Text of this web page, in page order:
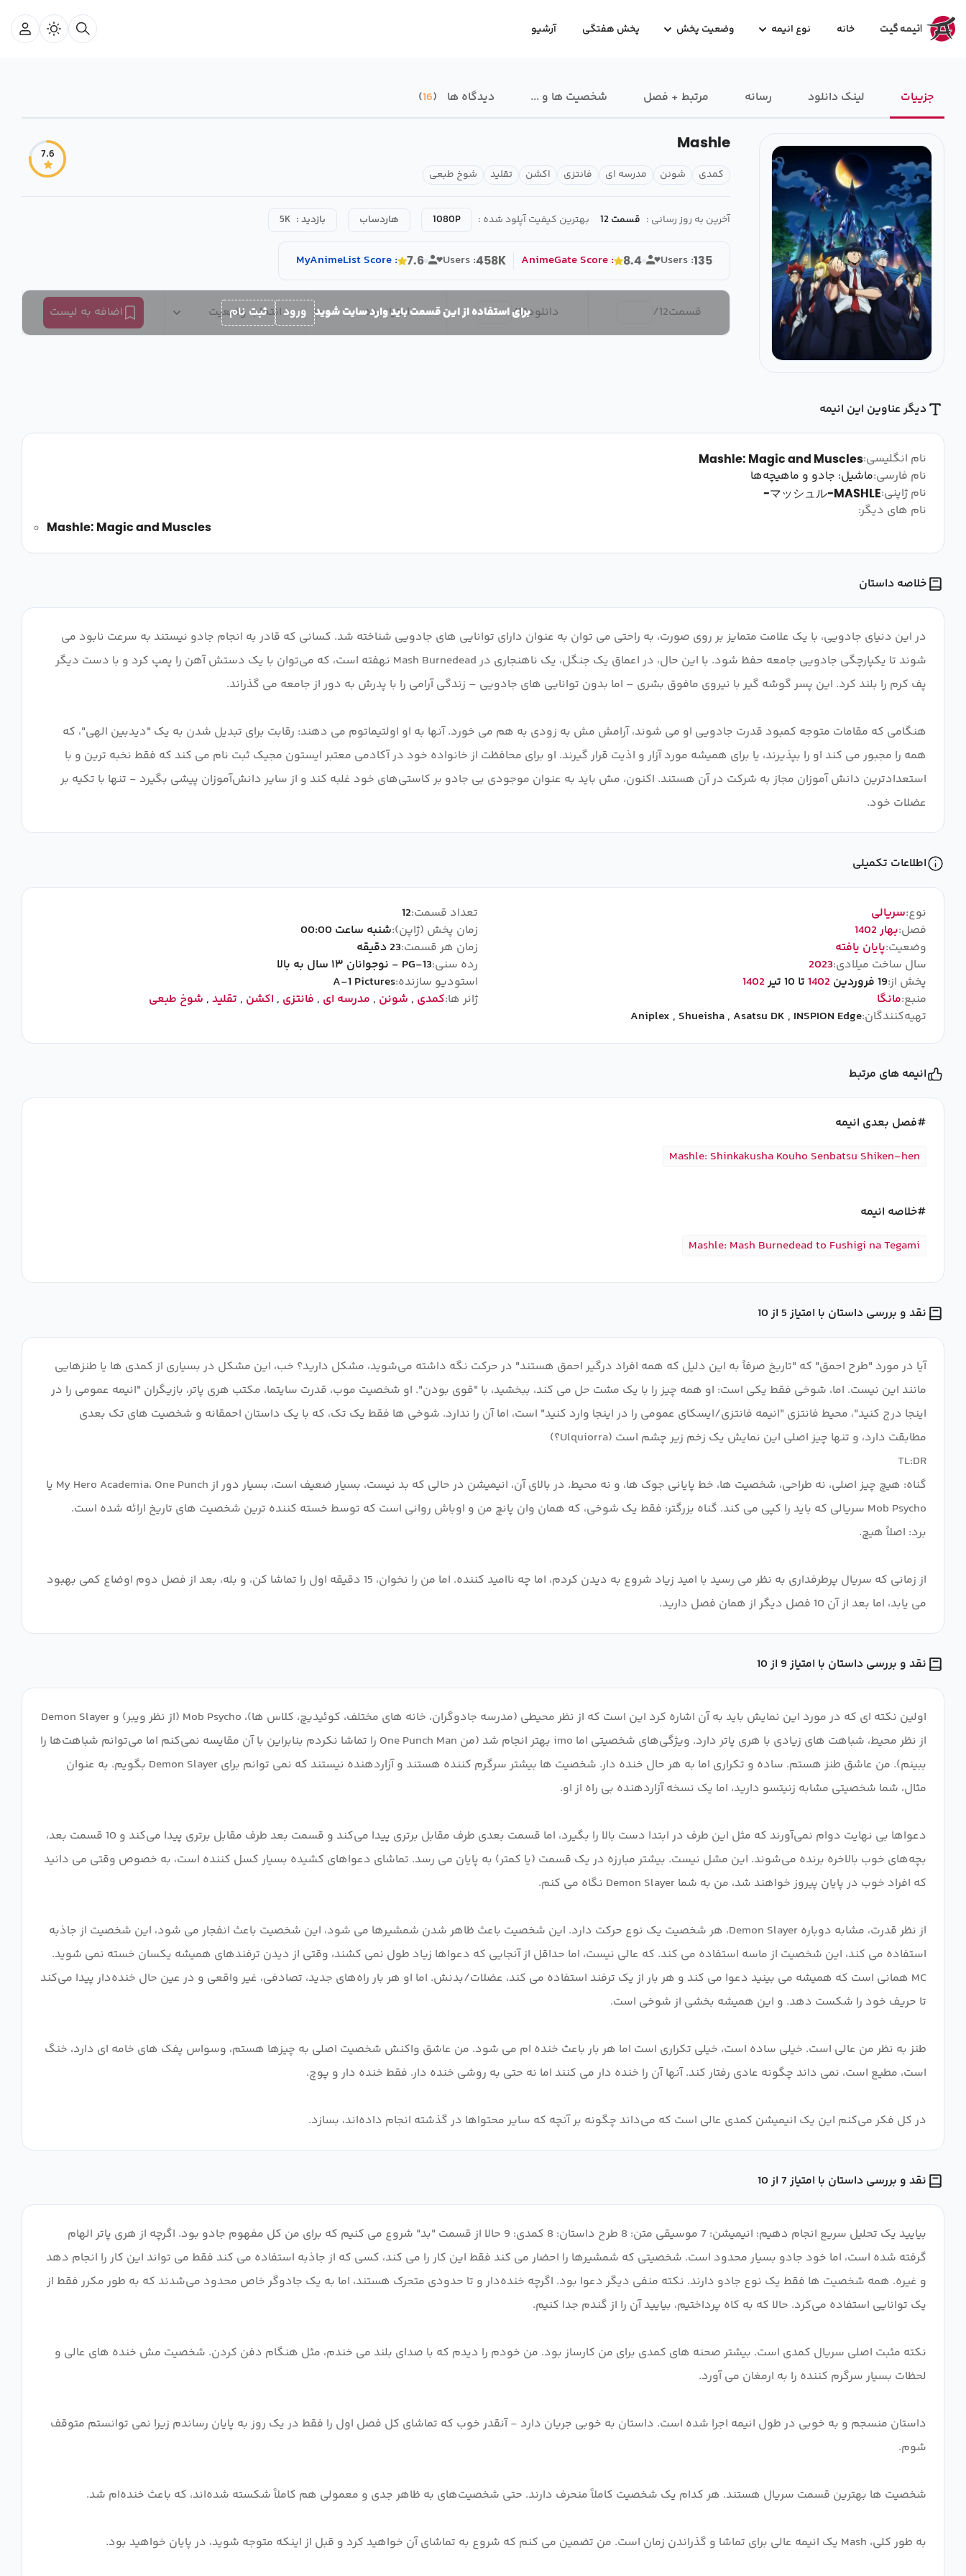
خانه نوع انیمه وضعیت پخش پخش هفتگی آرشیو
جزییات لینک دانلود رسانه‌ مرتبط + فصل شخصیت ها و ... دیدگاه ها 16
Mashle
کمدی شونن مدرسه ای فانتزی اکشن تقلید شوخ طبعی
7.6
آخرین به روز رسانی : قسمت 12 بهترین کیفیت آپلود شده : 1080P هاردساب بازدید : 5K
MyAnimeListScore : 7.6 Users :458K AnimeGateScore : 8.4 Users :135
قسمت12
/ دانلود12
/ امتیاز بده انتخاب وضعیت اضافه به لیست برای استفاده از این قسمت باید وارد سایت شوید ورود ثبت نام
دیگر عناوین این انیمه
نام انگلیسی:Mashle: Magic and Muscles
نام فارسی:ماشیل: جادو و ماهیچه‌ها
نام ژاپنی:マッシュル-MASHLE-
نام های دیگر:
Mashle: Magic and Muscles
خلاصه داستان
در این دنیای جادویی، با یک علامت متمایز بر روی صورت، به راحتی می توان به عنوان دارای توانایی های جادویی شناخته شد. کسانی که قادر به انجام جادو نیستند به سرعت نابود می
شوند تا یکپارچگی جادویی جامعه حفظ شود. با این حال، در اعماق یک جنگل، یک ناهنجاری در Mash Burnedead نهفته است، که می‌توان با یک دستش آهن را پمپ کرد و با دست دیگر
هنگامی که مقامات متوجه کمبود قدرت جادویی او می شوند، آرامش مش به زودی به هم می خورد. آنها به او اولتیماتوم می دهند: رقابت برای تبدیل شدن به یک "دیدبین الهی"، که
همه را مجبور می کند او را بپذیرند، یا برای همیشه مورد آزار و اذیت قرار گیرند. او برای محافظت از خانواده خود در آکادمی معتبر ایستون مجیک ثبت نام می کند که فقط نخبه ترین و با
استعدادترین دانش آموزان مجاز به شرکت در آن هستند. اکنون، مش باید به عنوان موجودی بی جادو بر کاستی‌های خود غلبه کند و از سایر دانش‌آموزان پیشی بگیرد - تنها با تکیه بر
عضلات خود.
اطلاعات تکمیلی
نوع:سریالی
فصل:بهار 1402
وضعیت:پایان یافته
سال ساخت میلادی:2023
پخش از:19 فروردین 1402 تا 10 تیر
1402
منبع:مانگا
تهیه‌کنندگان:
Aniplex , Shueisha , Asatsu DK , INSPION Edge
تعداد قسمت:12
زمان پخش (ژاپن):شنبه ساعت 00:00
زمان هر قسمت:23 دقیقه
رده سنی:PG-13 - نوجوانان ۱۳ سال به بالا
استودیو سازنده:A-1 Pictures
ژانر ها:کمدی , شونن , مدرسه ای , فانتزی , اکشن , تقلید , شوخ طبعی
انیمه های مرتبط
فصل بعدی انیمه
Mashle: Shinkakusha Kouho Senbatsu Shiken-hen
خلاصه انیمه
Mashle: Mash Burnedead to Fushigi na Tegami
نقد و بررسی داستان با امتیاز 5 از 10
آیا در مورد "طرح احمق" که "تاریخ صرفاً به این دلیل که همه افراد درگیر احمق هستند" در حرکت نگه داشته می‌شوید، مشکل دارید؟ خب، این مشکل در بسیاری از کمدی ها یا طنزهایی
مانند این نیست. اما، شوخی فقط یکی است: او همه چیز را با یک مشت حل می کند، ببخشید، با "قوی بودن". او شخصیت موب، قدرت سایتما، مکتب هری پاتر، بازیگران "انیمه عمومی را در
اینجا درج کنید"، محیط فانتزی "انیمه فانتزی/ایسکای عمومی را در اینجا وارد کنید" است، اما آن را ندارد. شوخی ها فقط یک تک، که با یک داستان احمقانه و شخصیت های تک بعدی
گناه: هیچ چیز اصلی، نه طراحی، شخصیت ها، خط پایانی جوک ها، و نه محیط. در بالای آن، انیمیشن در حالی که بد نیست، بسیار ضعیف است، بسیار دور از My Hero Academia، One Punch یا
از زمانی که سریال پرطرفداری به نظر می رسید با امید زیاد شروع به دیدن کردم، اما چه ناامید کننده. اما من را نخوان، 15 دقیقه اول را تماشا کن، و بله، بعد از فصل دوم اوضاع کمی بهبود
می یابد، اما بعد از آن 10 فصل دیگر از همان فصل دارید.
نقد و بررسی داستان با امتیاز 9 از 10
اولین نکته ای که در مورد این نمایش باید به آن اشاره کرد این است که از نظر محیطی (مدرسه جادوگران، خانه های مختلف، کوئیدیچ، کلاس ها)، Mob Psycho (از نظر ویبر) و Demon Slayer
از نظر محیط، شباهت های زیادی با هری پاتر دارد. ویژگی‌های شخصیتی اما imo بهتر انجام شد (من One Punch Man را تماشا نکردم بنابراین با آن مقایسه نمی‌کنم اما می‌توانم شباهت‌ها را
ببینم). من عاشق طنز هستم. ساده و تکراری اما به هر حال خنده دار. شخصیت ها بیشتر سرگرم کننده هستند و آزاردهنده نیستند که نمی توانم برای Demon Slayer بگویم. به عنوان
دعواها بی نهایت دوام نمی‌آورند که مثل این طرف در ابتدا دست بالا را بگیرد، اما قسمت بعدی طرف مقابل برتری پیدا می‌کند و قسمت بعد طرف مقابل برتری پیدا می‌کند و 10 قسمت بعد،
بچه‌های خوب بالاخره برنده می‌شوند. این مشل نیست. بیشتر مبارزه در یک قسمت (یا کمتر) به پایان می رسد. تماشای دعواهای کشیده بسیار کسل کننده است، به خصوص وقتی می دانید
از نظر قدرت، مشابه دوباره Demon Slayer، هر شخصیت یک نوع حرکت دارد. این شخصیت باعث ظاهر شدن شمشیرها می شود، این شخصیت باعث انفجار می شود، این شخصیت از جاذبه
استفاده می کند، این شخصیت از ماسه استفاده می کند. که عالی نیست، اما حداقل از آنجایی که دعواها زیاد طول نمی کشند، وقتی از دیدن ترفندهای همیشه یکسان خسته نمی شوید.
MC همانی است که همیشه می بینید دعوا می کند و هر بار از یک ترفند استفاده می کند، عضلات/بدنش. اما او هر بار راه‌های جدید، تصادفی، غیر واقعی و در عین حال خنده‌دار پیدا می‌کند
طنز به نظر من عالی است. خیلی ساده است، خیلی تکراری است اما هر بار باعث خنده ام می شود. من عاشق واکنش شخصیت اصلی به چیزها هستم، وسواس پفک های خامه ای دارد، خنگ
در کل فکر می‌کنم این یک انیمیشن کمدی عالی است که می‌داند چگونه بر آنچه که سایر محتواها در گذشته انجام داده‌اند، بسازد.
نقد و بررسی داستان با امتیاز 7 از 10
بیایید یک تحلیل سریع انجام دهیم: انیمیشن: 7 موسیقی متن: 8 طرح داستان: 8 کمدی: 9 حالا از قسمت "بد" شروع می کنیم که برای من کل مفهوم جادو بود. اگرچه از هری پاتر الهام
گرفته شده است، اما خود جادو بسیار محدود است. شخصیتی که شمشیرها را احضار می کند فقط این کار را می کند، کسی که از جاذبه استفاده می کند فقط می تواند این کار را انجام دهد
و غیره. همه شخصیت ها فقط یک نوع جادو دارند. نکته منفی دیگر دعوا بود. اگرچه خنده‌دار و تا حدودی متحرک هستند، اما به یک جادوگر خاص محدود می‌شدند که به طور مکرر فقط از
نکته مثبت اصلی سریال کمدی است. بیشتر صحنه های کمدی برای من کارساز بود. من خودم را دیدم که با صدای بلند می خندم، مثل هنگام دفن کردن. شخصیت مش خنده های عالی و
داستان منسجم و به خوبی در طول انیمه اجرا شده است. داستان به خوبی جریان دارد - آنقدر خوب که تماشای کل فصل اول را فقط در یک روز به پایان رساندم زیرا نمی توانستم متوقف